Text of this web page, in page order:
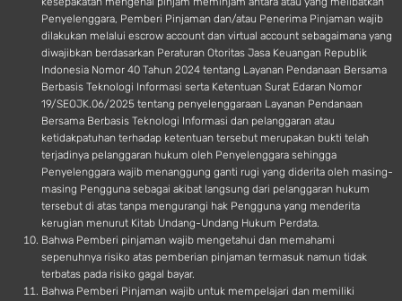
Penyelenggara, Pemberi Pinjaman dan/atau Penerima Pinjaman wajib
dilakukan melalui escrow account dan virtual account sebagaimana yang
diwajibkan berdasarkan Peraturan Otoritas Jasa Keuangan Republik
Indonesia Nomor 40 Tahun 2024 tentang Layanan Pendanaan Bersama
Berbasis Teknologi Informasi serta Ketentuan Surat Edaran Nomor
19/SEOJK.06/2025 tentang penyelenggaraan Layanan Pendanaan
Bersama Berbasis Teknologi Informasi dan pelanggaran atau
ketidakpatuhan terhadap ketentuan tersebut merupakan bukti telah
terjadinya pelanggaran hukum oleh Penyelenggara sehingga
Penyelenggara wajib menanggung ganti rugi yang diderita oleh masing-
masing Pengguna sebagai akibat langsung dari pelanggaran hukum
tersebut di atas tanpa mengurangi hak Pengguna yang menderita
kerugian menurut Kitab Undang-Undang Hukum Perdata.
Bahwa Pemberi pinjaman wajib mengetahui dan memahami
sepenuhnya risiko atas pemberian pinjaman termasuk namun tidak
terbatas pada risiko gagal bayar.
Bahwa Pemberi Pinjaman wajib untuk mempelajari dan memiliki